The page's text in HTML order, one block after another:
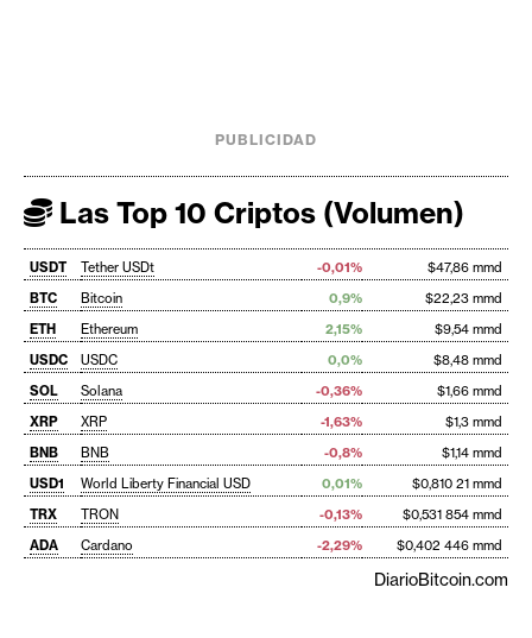
PUBLICIDAD
Las Top 10 Criptos (Volumen)
USDT Tether USDt -0,01%
$47,86 mmd
BTC
Bitcoin 0,9%
$22,23 mmd
ETH
Ethereum 2,15%
$9,54 mmd
USDC
USDC 0,0%
$8,48 mmd
SOL
Solana -0,36%
$1,66 mmd
XRP
XRP -1,63%
$1,3 mmd
BNB
BNB -0,8%
$1,14 mmd
USD1
World Liberty Financial USD 0,01%
$0,810 21 mmd
TRX
TRON -0,13%
$0,531 854 mmd
ADA
Cardano -2,29% $0,402 446 mmd
DiarioBitcoin.com